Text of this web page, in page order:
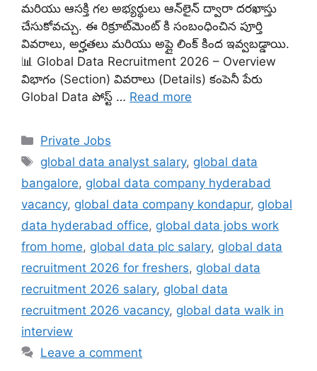
మరియు ఆసక్తి గల అభ్యర్థులు ఆన్‌లైన్ ద్వారా దరఖాస్తు
చేసుకోవచ్చు. ఈ రిక్రూట్‌మెంట్ కి సంబంధించిన పూర్తి
వివరాలు, అర్హతలు మరియు అప్లై లింక్ కింద ఇవ్వబడ్డాయి.
📊 Global Data Recruitment 2026 – Overview
విభాగం (Section) వివరాలు (Details) కంపెనీ పేరు
Global Data పోస్ట్ … Read more
Categories
Private Jobs
Tags
global data analyst salary, global data
bangalore, global data company hyderabad
vacancy, global data company kondapur, global
data hyderabad office, global data jobs work
from home, global data plc salary, global data
recruitment 2026 for freshers, global data
recruitment 2026 salary, global data
recruitment 2026 vacancy, global data walk in
interview
Leave a comment